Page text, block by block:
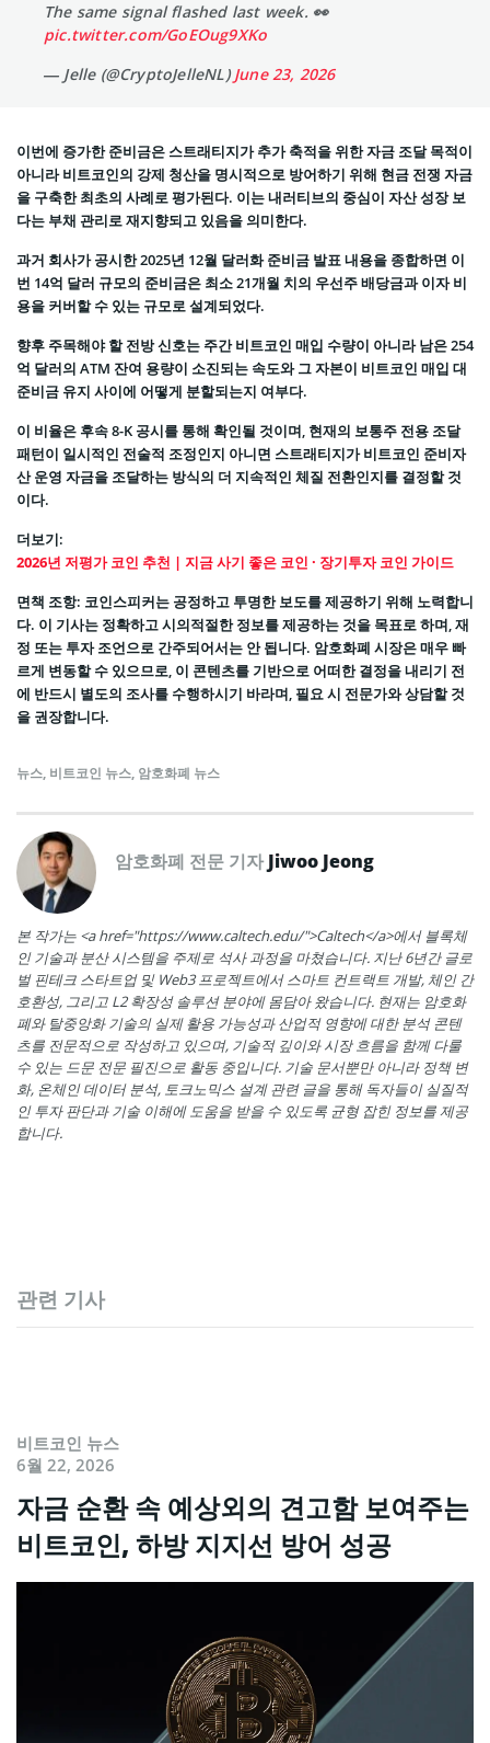
The same signal flashed last week. 👀
pic.twitter.com/GoEOug9XKo
— Jelle (@CryptoJelleNL)June 23, 2026
이번에 증가한 준비금은 스트래티지가 추가 축적을 위한 자금 조달 목적이
아니라 비트코인의 강제 청산을 명시적으로 방어하기 위해 현금 전쟁 자금
을 구축한 최초의 사례로 평가된다. 이는 내러티브의 중심이 자산 성장 보
다는 부채 관리로 재지향되고 있음을 의미한다.
과거 회사가 공시한 2025년 12월 달러화 준비금 발표 내용을 종합하면 이
번 14억 달러 규모의 준비금은 최소 21개월 치의 우선주 배당금과 이자 비
용을 커버할 수 있는 규모로 설계되었다.
향후 주목해야 할 전방 신호는 주간 비트코인 매입 수량이 아니라 남은 254
억 달러의 ATM 잔여 용량이 소진되는 속도와 그 자본이 비트코인 매입 대
준비금 유지 사이에 어떻게 분할되는지 여부다.
이 비율은 후속 8-K 공시를 통해 확인될 것이며, 현재의 보통주 전용 조달
패턴이 일시적인 전술적 조정인지 아니면 스트래티지가 비트코인 준비자
산 운영 자금을 조달하는 방식의 더 지속적인 체질 전환인지를 결정할 것
이다.
더보기:
2026년 저평가 코인 추천 | 지금 사기 좋은 코인 · 장기투자 코인 가이드
면책 조항: 코인스피커는 공정하고 투명한 보도를 제공하기 위해 노력합니
다. 이 기사는 정확하고 시의적절한 정보를 제공하는 것을 목표로 하며, 재
정 또는 투자 조언으로 간주되어서는 안 됩니다. 암호화폐 시장은 매우 빠
르게 변동할 수 있으므로, 이 콘텐츠를 기반으로 어떠한 결정을 내리기 전
에 반드시 별도의 조사를 수행하시기 바라며, 필요 시 전문가와 상담할 것
을 권장합니다.
뉴스, 비트코인 뉴스, 암호화폐 뉴스
암호화폐 전문 기자Jiwoo Jeong
본 작가는 <a href="https://www.caltech.edu/">Caltech</a>에서 블록체
인 기술과 분산 시스템을 주제로 석사 과정을 마쳤습니다. 지난 6년간 글로
벌 핀테크 스타트업 및 Web3 프로젝트에서 스마트 컨트랙트 개발, 체인 간
호환성, 그리고 L2 확장성 솔루션 분야에 몸담아 왔습니다. 현재는 암호화
폐와 탈중앙화 기술의 실제 활용 가능성과 산업적 영향에 대한 분석 콘텐
츠를 전문적으로 작성하고 있으며, 기술적 깊이와 시장 흐름을 함께 다룰
수 있는 드문 전문 필진으로 활동 중입니다. 기술 문서뿐만 아니라 정책 변
화, 온체인 데이터 분석, 토크노믹스 설계 관련 글을 통해 독자들이 실질적
인 투자 판단과 기술 이해에 도움을 받을 수 있도록 균형 잡힌 정보를 제공
합니다.
관련 기사
비트코인 뉴스
6월 22, 2026
자금 순환 속 예상외의 견고함 보여주는
비트코인, 하방 지지선 방어 성공